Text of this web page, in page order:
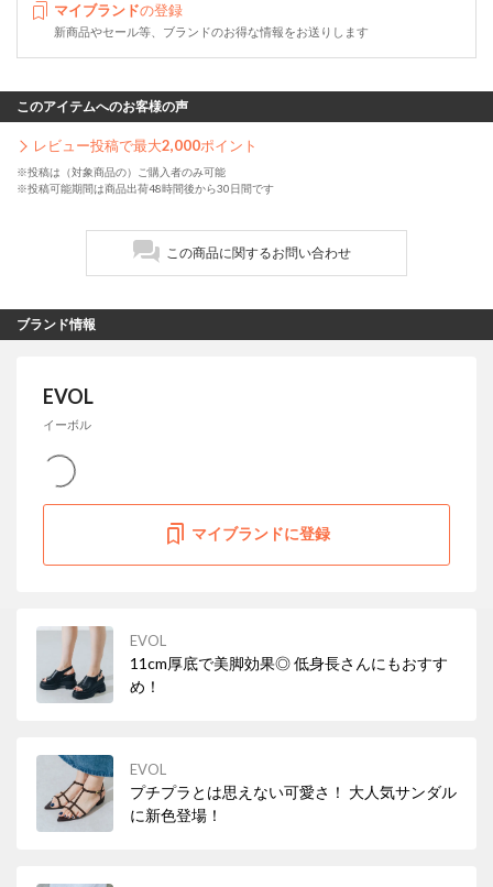
マイブランドの登録
新商品やセール等、ブランドのお得な情報をお送りします
このアイテムへのお客様の声
レビュー投稿で最大2,000ポイント
※投稿は（対象商品の）ご購入者のみ可能
※投稿可能期間は商品出荷48時間後から30日間です
この商品に関するお問い合わせ
ブランド情報
EVOL
イーボル
マイブランドに登録
EVOL
11cm厚底で美脚効果◎ 低身長さんにもおすす
め！
EVOL
プチプラとは思えない可愛さ！ 大人気サンダル
に新色登場！